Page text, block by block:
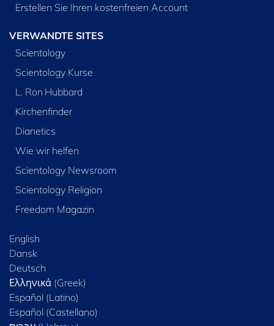
Erstellen Sie Ihren kostenfreien Account
VERWANDTE SITES
Scientology
Scientology Kurse
L. Ron Hubbard
Kirchenfinder
Dianetics
Wie wir helfen
Scientology Newsroom
Scientology Religion
Freedom Magazin
English
Dansk
Deutsch
Ελληνικά (Greek)
Español (Latino)
Español (Castellano)